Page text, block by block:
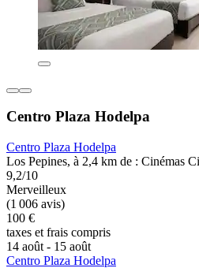
Centro Plaza Hodelpa
Centro Plaza Hodelpa
Los Pepines, à 2,4 km de : Cinémas
9,2/10
Merveilleux
(1 006 avis)
100 €
taxes et frais compris
14 août - 15 août
Centro Plaza Hodelpa